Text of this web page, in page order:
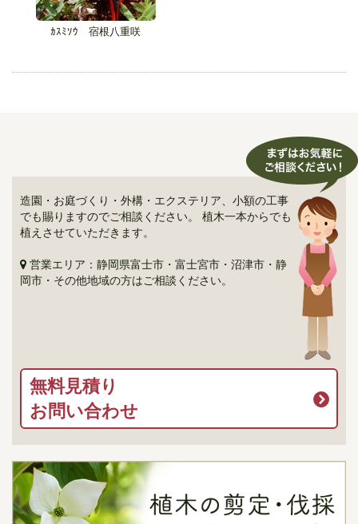
ｶｽﾐｿｳ 宿根八重咲
造園・お庭づくり・外構・エクステリア、小額の工事
でも賜りますのでご相談ください。 植木一本からでも
植えさせていただきます。
営業エリア：静岡県富士市・富士宮市・沼津市・静
岡市・その他地域の方はご相談ください。
無料見積り
お問い合わせ